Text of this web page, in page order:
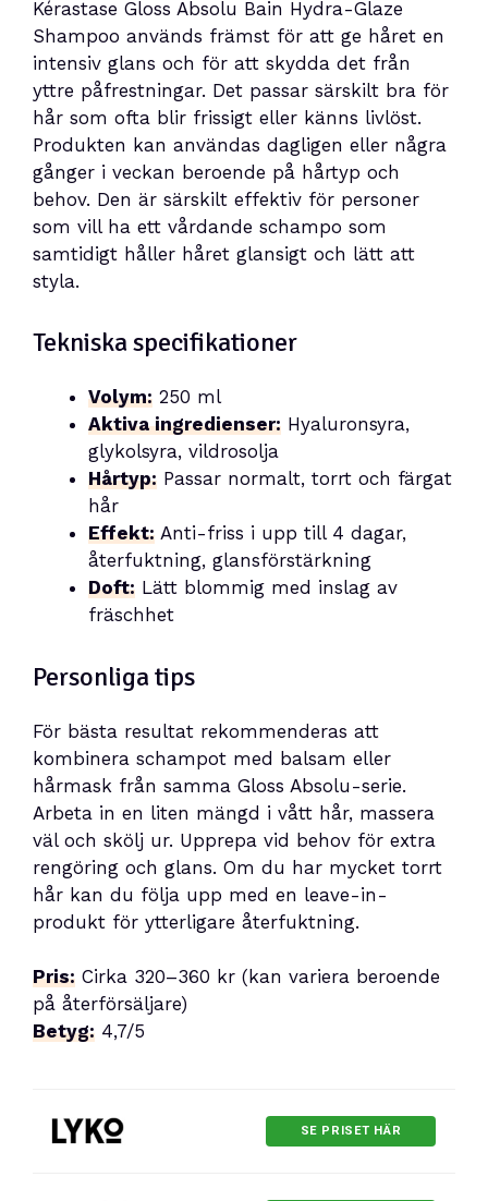
Kérastase Gloss Absolu Bain Hydra-Glaze
Shampoo används främst för att ge håret en
intensiv glans och för att skydda det från
yttre påfrestningar. Det passar särskilt bra för
hår som ofta blir frissigt eller känns livlöst.
Produkten kan användas dagligen eller några
gånger i veckan beroende på hårtyp och
behov. Den är särskilt effektiv för personer
som vill ha ett vårdande schampo som
samtidigt håller håret glansigt och lätt att
styla.
Tekniska specifikationer
Volym: 250 ml
Aktiva ingredienser: Hyaluronsyra,
glykolsyra, vildrosolja
Hårtyp: Passar normalt, torrt och färgat
hår
Effekt: Anti-friss i upp till 4 dagar,
återfuktning, glansförstärkning
Doft: Lätt blommig med inslag av
fräschhet
Personliga tips
För bästa resultat rekommenderas att
kombinera schampot med balsam eller
hårmask från samma Gloss Absolu-serie.
Arbeta in en liten mängd i vått hår, massera
väl och skölj ur. Upprepa vid behov för extra
rengöring och glans. Om du har mycket torrt
hår kan du följa upp med en leave-in-
produkt för ytterligare återfuktning.
Pris: Cirka 320–360 kr (kan variera beroende
på återförsäljare)
Betyg: 4,7/5
SE PRISET HÄR